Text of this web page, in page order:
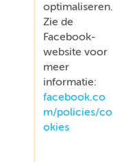
optimaliseren.
Zie de
Facebook-
website voor
meer
informatie:
facebook.co
m/policies/co
okies